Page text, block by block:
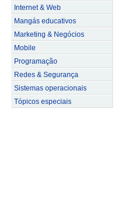
Internet & Web
Mangás educativos
Marketing & Negócios
Mobile
Programação
Redes & Segurança
Sistemas operacionais
Tópicos especiais